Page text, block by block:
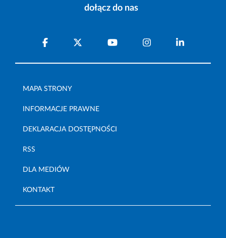
dołącz do nas
MAPA STRONY
INFORMACJE PRAWNE
DEKLARACJA DOSTĘPNOŚCI
RSS
DLA MEDIÓW
KONTAKT